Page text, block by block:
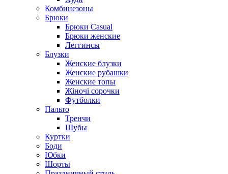
Комбинезоны
Брюки
Брюки Casual
Брюки женские
Леггинсы
Блузки
Женские блузки
Женские рубашки
Женские топы
Жіночі сорочки
Футболки
Пальто
Тренчи
Шубы
Куртки
Боди
Юбки
Шорты